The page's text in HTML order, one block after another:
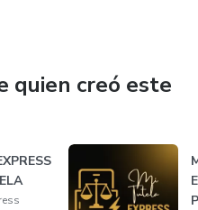
que es tuyo… nosotros te
quien creó este